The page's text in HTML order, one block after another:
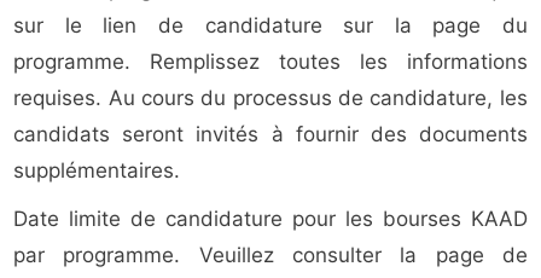
sur le lien de candidature sur la page du
programme. Remplissez toutes les informations
requises. Au cours du processus de candidature, les
candidats seront invités à fournir des documents
supplémentaires.
Date limite de candidature pour les bourses KAAD
par programme. Veuillez consulter la page de